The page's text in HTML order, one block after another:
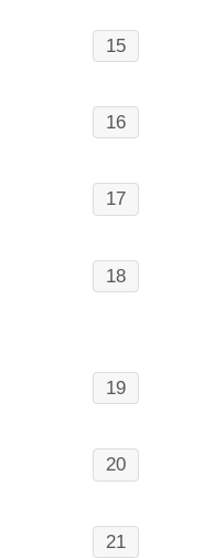
15
16
17
18
19
20
21